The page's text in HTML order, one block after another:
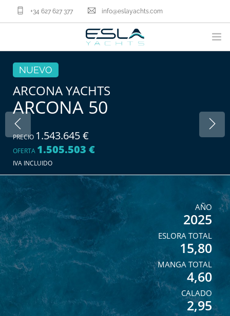
+34 627 627 377 info@eslayachts.com
MARCAS
VENDER TU BARCO
SERVICIOS NÁUTICOS
NOSOTROS
ACTUALIDAD
CONTACTA
NUEVO
ARCONA YACHTS
ARCONA 50
PRECIO 1.543.645 €
OFERTA 1.505.503 €
IVA INCLUIDO
AÑO
2025
ESLORA TOTAL
15,80
MANGA TOTAL
4,60
CALADO
2,95